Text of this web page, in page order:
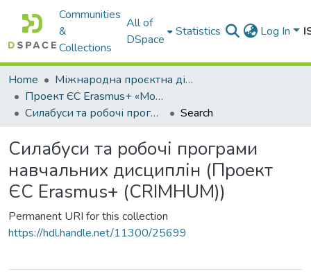
Communities
&
Collections
All of
DSpace
Statistics Log In
Home
Міжнародна проєктна діяльність
Проект ЄС Erasmus+ «Модернізація магістерських програм для майбутніх суддів, прокурорів, слідчих з урахуванням європейських стандартів з прав людини» (CRIMHUM) = Criminal Justice in Preparation of Future Judges, Prosecutors, Investigators With Respect to European Standard on Human Rights
Cилабуси та робочі програми навчальних дисциплін (Проект ЄС Erasmus+ (CRIMHUM))
Search
Cилабуси та робочі програми
навчальних дисциплін (Проект
ЄС Erasmus+ (CRIMHUM))
Permanent URI for this collection
https://hdl.handle.net/11300/25699